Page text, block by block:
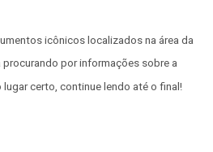
icônicos localizados na área da
procurando por informações sobre a
certo, continue lendo até o final!